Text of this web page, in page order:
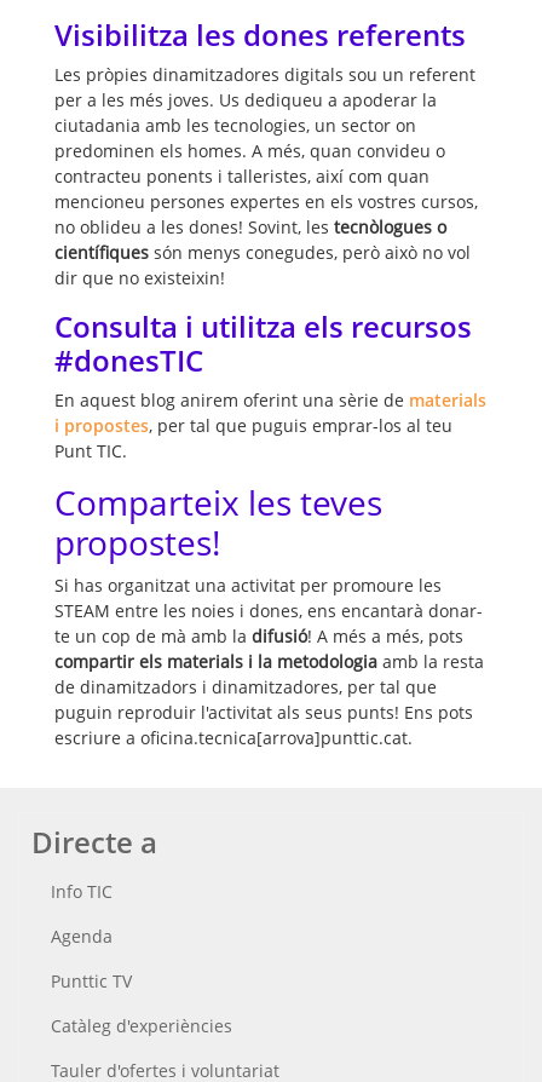
Visibilitza les dones referents
Les pròpies dinamitzadores digitals sou un referent
per a les més joves. Us dediqueu a apoderar la
ciutadania amb les tecnologies, un sector on
predominen els homes. A més, quan convideu o
contracteu ponents i talleristes, així com quan
mencioneu persones expertes en els vostres cursos,
no oblideu a les dones! Sovint, les tecnòlogues o
científiques són menys conegudes, però això no vol
dir que no existeixin!
Consulta i utilitza els recursos
#donesTIC
En aquest blog anirem oferint una sèrie de materials
i propostes, per tal que puguis emprar-los al teu
Punt TIC.
Comparteix les teves
propostes!
Si has organitzat una activitat per promoure les
STEAM entre les noies i dones, ens encantarà donar-
te un cop de mà amb la difusió! A més a més, pots
compartir els materials i la metodologia amb la resta
de dinamitzadors i dinamitzadores, per tal que
puguin reproduir l'activitat als seus punts! Ens pots
escriure a oficina.tecnica[arrova]punttic.cat.
Directe a
Info TIC
Agenda
Punttic TV
Catàleg d'experiències
Tauler d'ofertes i voluntariat